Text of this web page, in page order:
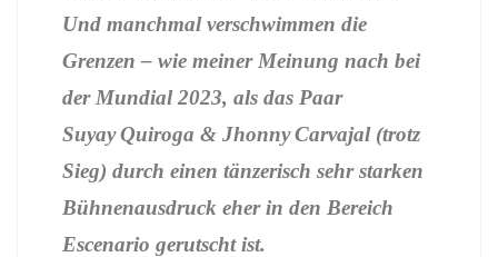
Und manchmal verschwimmen die
Grenzen – wie meiner Meinung nach bei
der Mundial 2023, als das Paar
Suyay Quiroga & Jhonny Carvajal (trotz
Sieg) durch einen tänzerisch sehr starken
Bühnenausdruck eher in den Bereich
Escenario gerutscht ist.